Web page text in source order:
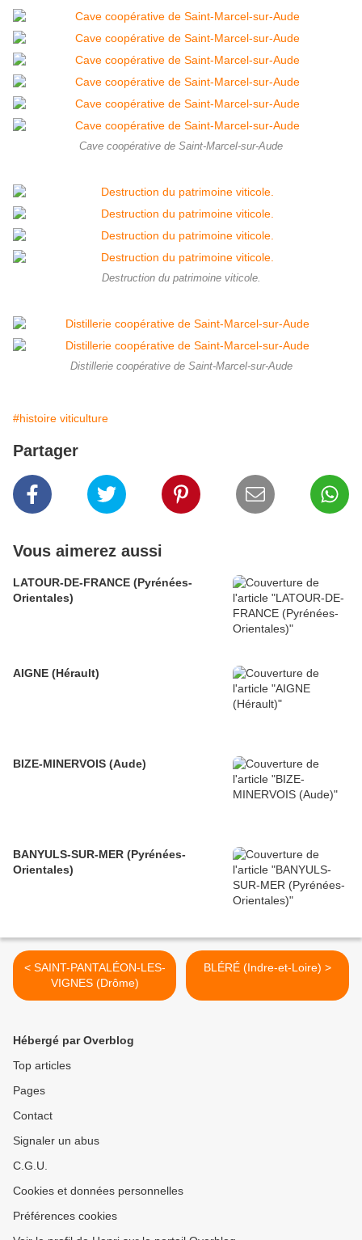
Cave coopérative de Saint-Marcel-sur-Aude
Destruction du patrimoine viticole.
Distillerie coopérative de Saint-Marcel-sur-Aude
#histoire viticulture
Partager
Vous aimerez aussi
LATOUR-DE-FRANCE (Pyrénées-
Orientales)
AIGNE (Hérault)
BIZE-MINERVOIS (Aude)
BANYULS-SUR-MER (Pyrénées-
Orientales)
< SAINT-PANTALÉON-LES-
VIGNES (Drôme)
BLÉRÉ (Indre-et-Loire) >
Hébergé par Overblog
Top articles
Pages
Contact
Signaler un abus
C.G.U.
Cookies et données personnelles
Préférences cookies